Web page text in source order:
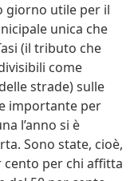
giorno utile per il
unica che
(il tributo che
come
strade) sulle
importante per
l’anno si è
Sono state, cioè,
cento per chi affitta